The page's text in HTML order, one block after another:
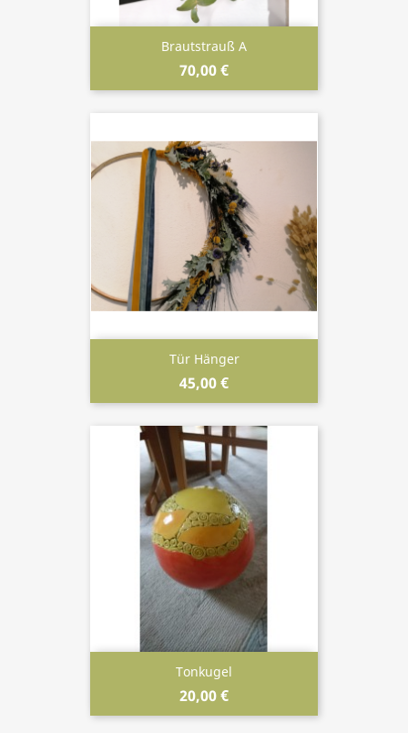
Brautstrauß A
70,00 €
Tür Hänger
45,00 €
Tonkugel
20,00 €